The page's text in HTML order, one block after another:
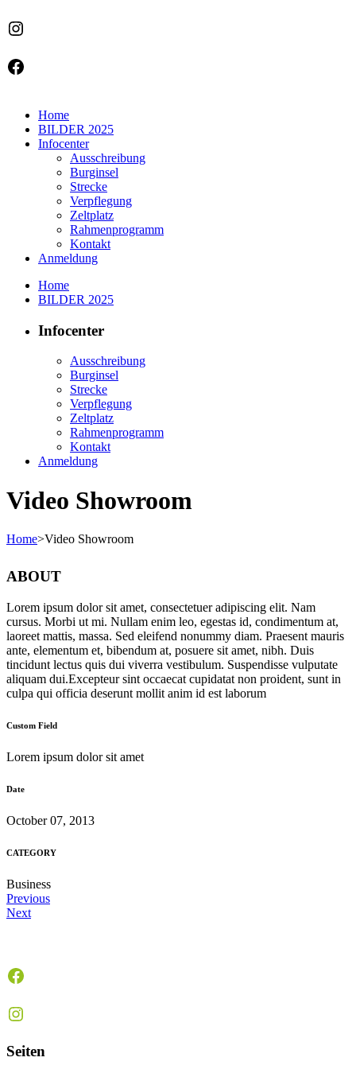
Instagram
Facebook
Home
BILDER 2025
Infocenter
Ausschreibung
Burginsel
Strecke
Verpflegung
Zeltplatz
Rahmenprogramm
Kontakt
Anmeldung
Home
BILDER 2025
Infocenter
Ausschreibung
Burginsel
Strecke
Verpflegung
Zeltplatz
Rahmenprogramm
Kontakt
Anmeldung
Video Showroom
Home>Video Showroom
ABOUT
Lorem ipsum dolor sit amet, consectetuer adipiscing elit. Nam
cursus. Morbi ut mi. Nullam enim leo, egestas id, condimentum at,
laoreet mattis, massa. Sed eleifend nonummy diam. Praesent mauris
ante, elementum et, bibendum at, posuere sit amet, nibh. Duis
tincidunt lectus quis dui viverra vestibulum. Suspendisse vulputate
aliquam dui.Excepteur sint occaecat cupidatat non proident, sunt in
culpa qui officia deserunt mollit anim id est laborum
Custom Field
Lorem ipsum dolor sit amet
Date
October 07, 2013
CATEGORY
Business
Previous
Next
Facebook
Instagram
Seiten